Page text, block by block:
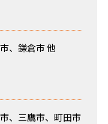
、鎌倉市 他
、三鷹市、町田市